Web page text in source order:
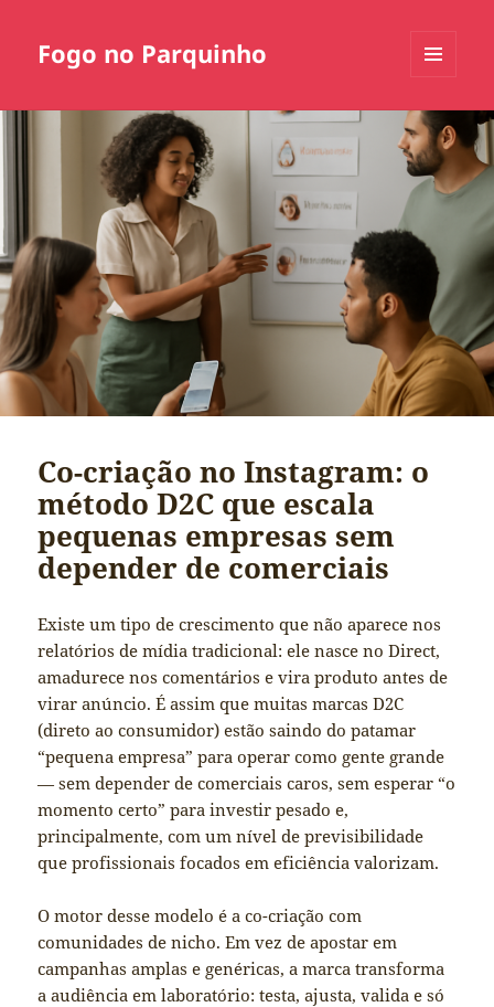
Fogo no Parquinho
WIDGETS
Co-criação no Instagram: o
método D2C que escala
pequenas empresas sem
depender de comerciais
Existe um tipo de crescimento que não aparece nos
relatórios de mídia tradicional: ele nasce no Direct,
amadurece nos comentários e vira produto antes de
virar anúncio. É assim que muitas marcas D2C
(direto ao consumidor) estão saindo do patamar
“pequena empresa” para operar como gente grande
— sem depender de comerciais caros, sem esperar “o
momento certo” para investir pesado e,
principalmente, com um nível de previsibilidade
que profissionais focados em eficiência valorizam.
O motor desse modelo é a co-criação com
comunidades de nicho. Em vez de apostar em
campanhas amplas e genéricas, a marca transforma
a audiência em laboratório: testa, ajusta, valida e só